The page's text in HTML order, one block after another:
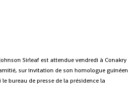
Sirleaf est attendue vendredi à Conakry
sur invitation de son homologue guinéen
bureau de presse de la présidence la